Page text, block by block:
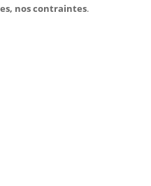
nos contraintes.